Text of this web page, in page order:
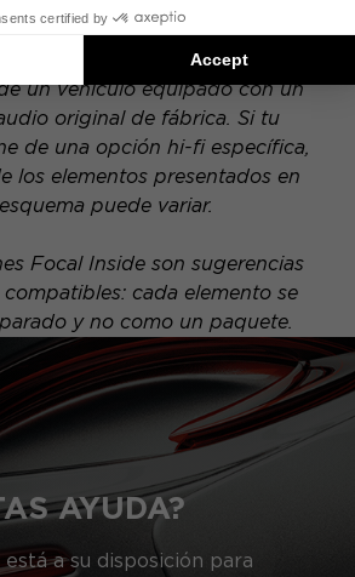
de instalación se ha realizado
un vehículo equipado con un
original de fábrica. Si tu
de una opción hi-fi específica,
los elementos presentados en
puede variar.
Focal Inside son sugerencias
cada elemento se
y no como un paquete.
AYUDA?
a su disposición para